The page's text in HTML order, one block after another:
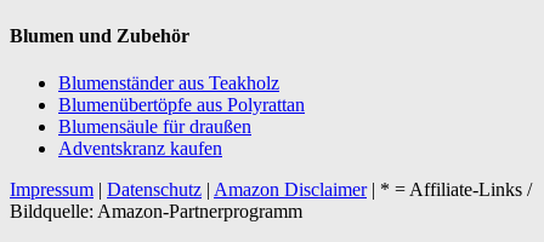
Blumen und Zubehör
Blumenständer aus Teakholz
Blumenübertöpfe aus Polyrattan
Blumensäule für draußen
Adventskranz kaufen
Impressum | Datenschutz | Amazon Disclaimer| * = Affiliate-Links /
Bildquelle: Amazon-Partnerprogramm